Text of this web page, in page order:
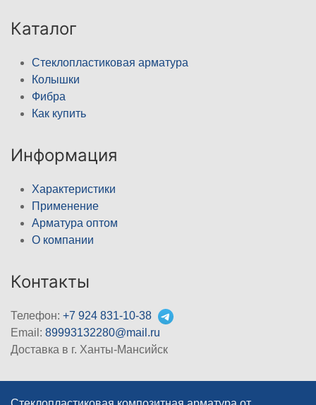
Каталог
Стеклопластиковая арматура
Колышки
Фибра
Как купить
Информация
Характеристики
Применение
Арматура оптом
О компании
Контакты
Телефон: +7 924 831-10-38
Email: 89993132280@mail.ru
Доставка в г. Ханты-Мансийск